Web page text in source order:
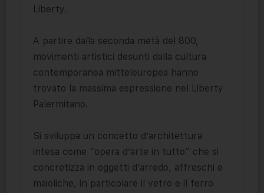
Liberty.
A partire dalla seconda metà del 800,
movimenti artistici desunti dalla cultura
contemporanea mitteleuropea hanno
trovato la massima espressione nel Liberty
Palermitano.
Si sviluppa un concetto d’architettura
intesa come “opera d’arte in tutto” che si
concretizza in oggetti d’arredo, affreschi e
maioliche, in particolare il vetro e il ferro